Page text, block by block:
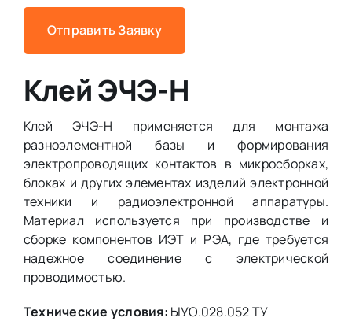
Отправить Заявку
Клей ЭЧЭ-Н
Клей ЭЧЭ-Н применяется для монтажа
разноэлементной базы и формирования
электропроводящих контактов в микросборках,
блоках и других элементах изделий электронной
техники и радиоэлектронной аппаратуры.
Материал используется при производстве и
сборке компонентов ИЭТ и РЭА, где требуется
надежное соединение с электрической
проводимостью.
Технические условия: ЫУО.028.052 ТУ